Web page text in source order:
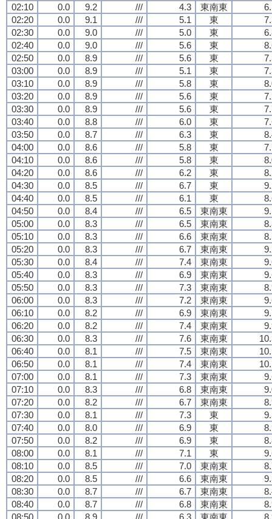
02:10
0.0 9.2 /// 4.3 東南東
02:20
0.0 9.1 /// 5.1 東
02:30
0.0 9.0 /// 5.0 東
02:40
0.0 9.0 /// 5.6 東
02:50
0.0 8.9 /// 5.6 東
03:00
0.0 8.9 /// 5.1 東
03:10
0.0 8.9 /// 5.8 東
03:20
0.0 8.9 /// 5.6 東
03:30
0.0 8.9 /// 5.6 東
03:40
0.0 8.8 /// 6.0 東
03:50
0.0 8.7 /// 6.3 東
04:00
0.0 8.6 /// 5.8 東
04:10
0.0 8.6 /// 5.8 東
04:20
0.0 8.6 /// 6.2 東
04:30
0.0 8.5 /// 6.7 東
04:40
0.0 8.5 /// 6.1 東
04:50
0.0 8.4 /// 6.5 東南東
05:00
0.0 8.3 /// 6.5 東南東
05:10
0.0 8.3 /// 6.6 東南東
05:20
0.0 8.3 /// 6.7 東南東
05:30
0.0 8.4 /// 7.4 東南東
05:40
0.0 8.3 /// 6.9 東南東
05:50
0.0 8.3 /// 7.3 東南東
06:00
0.0 8.3 /// 7.2 東南東
06:10
0.0 8.2 /// 6.9 東南東
06:20
0.0 8.2 /// 7.4 東南東
06:30
0.0 8.3 /// 7.6 東南東
06:40
0.0 8.1 /// 7.5 東南東
06:50
0.0 8.1 /// 7.4 東南東
07:00
0.0 8.1 /// 7.3 東南東
07:10
0.0 8.3 /// 6.8 東南東
07:20
0.0 8.2 /// 6.7 東南東
07:30
0.0 8.1 /// 7.3 東
07:40
0.0 8.0 /// 6.9 東
07:50
0.0 8.2 /// 6.9 東
08:00
0.0 8.1 /// 7.1 東
08:10
0.0 8.5 /// 7.0 東南東
08:20
0.0 8.5 /// 6.6 東南東
08:30
0.0 8.7 /// 6.7 東南東
08:40
0.0 8.7 /// 6.8 東南東
08:50
0.0 8.9 /// 6.3 東南東